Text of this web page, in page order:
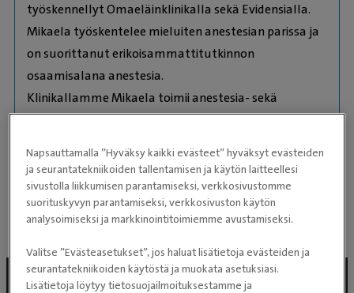
työskennellyt Omaeläinklinikalla sekä Evidensialla.
Mikaela työskentelee mieluiten anestesian parissa ja
on suorittanut erikoisammattitutkinnon
osaamisalana anestesia.
Klinikallamme Mikaela toimii anestesia- sekä
hygieniavastaavana.
treenata agilityä ja muuten vain nauttia elämästä.
Mikaela talar även svenska.
Napsauttamalla ”Hyväksy kaikki evästeet” hyväksyt evästeiden
ja seurantatekniikoiden tallentamisen ja käytön laitteellesi
sivustolla liikkumisen parantamiseksi, verkkosivustomme
suorituskyvyn parantamiseksi, verkkosivuston käytön
analysoimiseksi ja markkinointitoimiemme avustamiseksi.
Valitse ”Evästeasetukset”, jos haluat lisätietoja evästeiden ja
seurantatekniikoiden käytöstä ja muokata asetuksiasi.
Lisätietoja löytyy tietosuojailmoituksestamme ja